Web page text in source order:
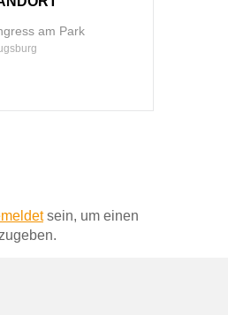
am Park
sein, um einen